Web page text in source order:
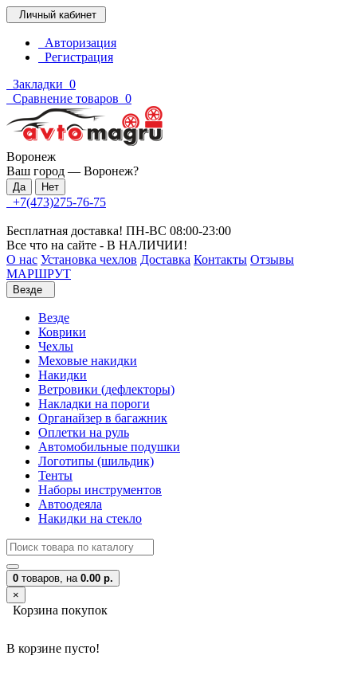
Личный кабинет
Авторизация
Регистрация
Закладки 0
Сравнение товаров 0
Воронеж
Ваш город — Воронеж?
+7(473)275-76-75
Бесплатная доставка! ПН-ВС 08:00-23:00
Все что на сайте - В НАЛИЧИИ!
О нас Установка чехлов Доставка Контакты Отзывы
МАРШРУТ
Везде
Везде
Коврики
Чехлы
Меховые накидки
Накидки
Ветровики (дефлекторы)
Накладки на пороги
Органайзер в багажник
Оплетки на руль
Автомобильные подушки
Логотипы (шильдик)
Тенты
Наборы инструментов
Автоодеяла
Накидки на стекло
0 товаров, на 0.00 р.
×
Корзина покупок
В корзине пусто!